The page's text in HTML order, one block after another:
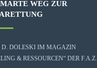
WEG ZUR
D. DOLESKI IM MAGAZIN
& RESSOURCEN“ DER F.A.Z.